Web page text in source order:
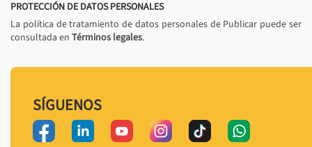
PROTECCIÓN DE DATOS PERSONALES
La política de tratamiento de datos personales de Publicar puede ser
consultada en Términos legales.
SÍGUENOS